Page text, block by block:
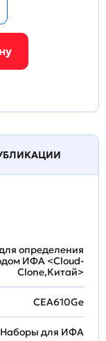
определения
ИФА <Cloud-
Clone,Китай>
CEA610Ge
Наборы для ИФА